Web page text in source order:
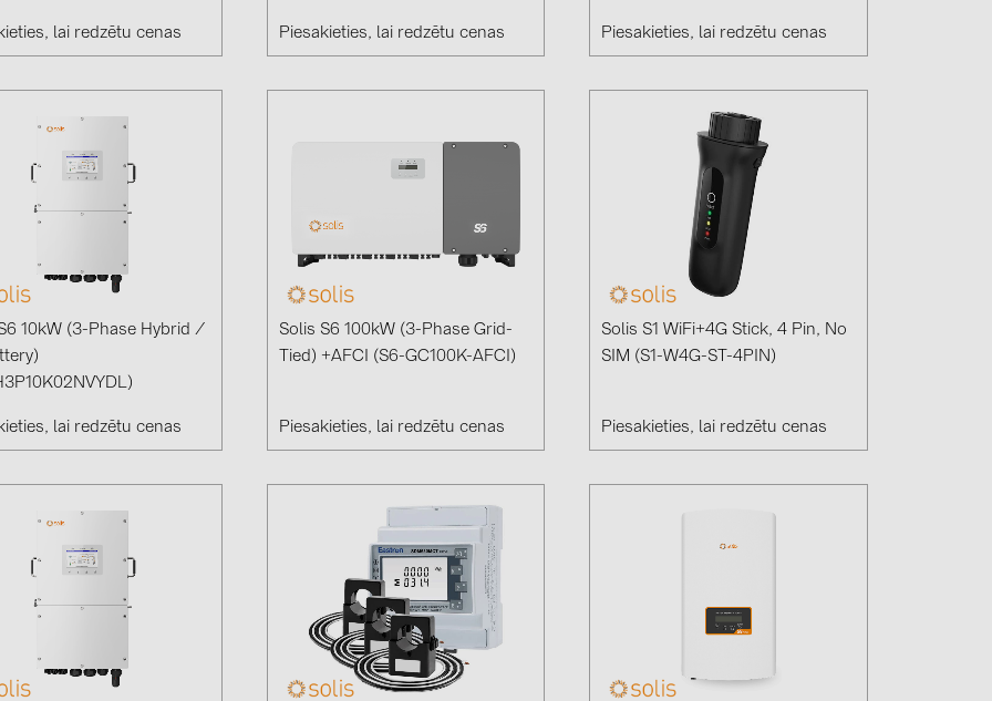
NOVOTEGRA (315)
PYLONTECH (19)
SMA (1)
Solinteg (4)
TIGO (4)
Trina Solar (6)
Victron Energy B.V. (2)
WHES (5)
lai redzētu cenas Piesakieties, lai redzētu cenas Piesakieties, lai redzētu cenas
10kW (3-Phase Hybrid /
lai redzētu cenas
Solis S6 100kW (3-Phase Grid-
Tied) +AFCI (S6-GC100K-AFCI)
Piesakieties, lai redzētu cenas
Solis S1 WiFi+4G Stick, 4 Pin, No
SIM (S1-W4G-ST-4PIN)
Piesakieties, lai redzētu cenas